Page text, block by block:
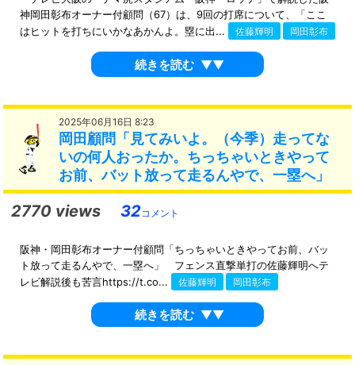
神岡田彰布オーナー付顧問（67）は、9回の打席について、「ここ
はヒットを打ちにいかなあかんよ。塁に出...
佐藤輝明 岡田彰布
続きを読む ▼▼
2025年06月16日 8:23
岡田顧問「見てみいよ。（今季）走ってな
いの何人おったか。ちっちゃいときやって
お前、バット放って走るんやで、一塁へ」
2770 views 32コメント
阪神・岡田彰布オーナー付顧問「ちっちゃいときやってお前、バッ
ト放って走るんやで、一塁へ」 フェンス直撃単打の佐藤輝明へテ
レビ解説後も苦言https://t.co...
佐藤輝明 岡田彰布
続きを読む ▼▼